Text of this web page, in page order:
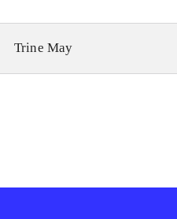
Trine May